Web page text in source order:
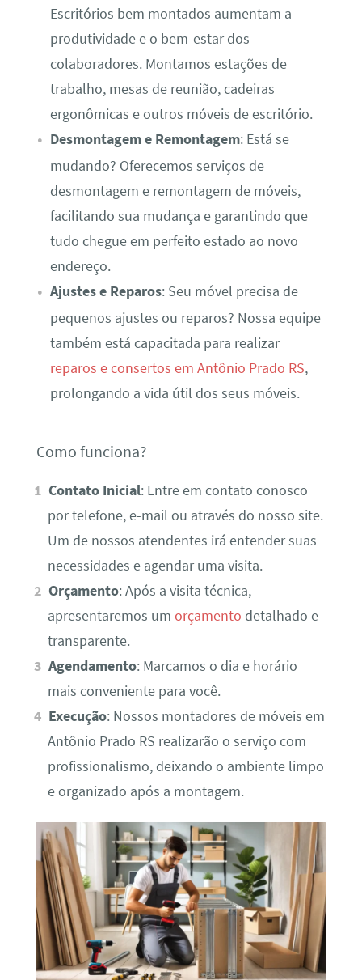
Escritórios bem montados aumentam a
produtividade e o bem-estar dos
colaboradores. Montamos estações de
trabalho, mesas de reunião, cadeiras
ergonômicas e outros móveis de escritório.
Desmontagem e Remontagem: Está se
mudando? Oferecemos serviços de
desmontagem e remontagem de móveis,
facilitando sua mudança e garantindo que
tudo chegue em perfeito estado ao novo
endereço.
Ajustes e Reparos: Seu móvel precisa de
pequenos ajustes ou reparos? Nossa equipe
também está capacitada para realizar
reparos e consertos em Antônio Prado RS,
prolongando a vida útil dos seus móveis.
Como funciona?
Contato Inicial: Entre em contato conosco
por telefone, e-mail ou através do nosso site.
Um de nossos atendentes irá entender suas
necessidades e agendar uma visita.
Orçamento: Após a visita técnica,
apresentaremos um orçamento detalhado e
transparente.
Agendamento: Marcamos o dia e horário
mais conveniente para você.
Execução: Nossos montadores de móveis em
Antônio Prado RS realizarão o serviço com
profissionalismo, deixando o ambiente limpo
e organizado após a montagem.